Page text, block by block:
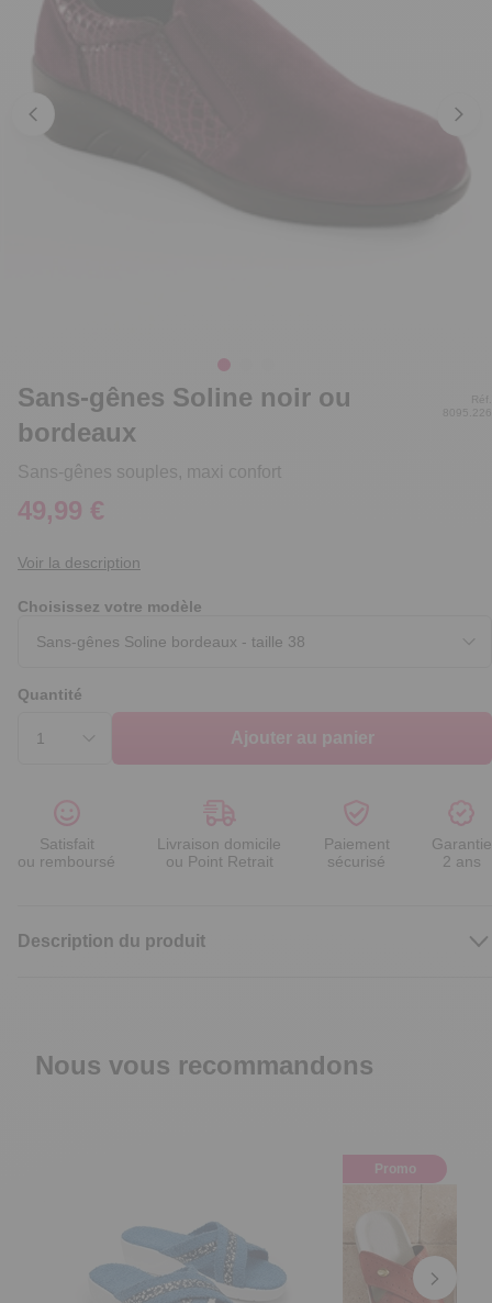
Sans-gênes Soline noir ou
bordeaux
Sans-gênes souples, maxi confort
Réf.
8095.226
49,99 €
Voir la description
Choisissez votre modèle
Quantité
Ajouter au panier
Satisfait
ou remboursé
Livraison domicile
ou Point Retrait
Paiement
sécurisé
Garantie
2 ans
Description du produit
Nous vous recommandons
Promo